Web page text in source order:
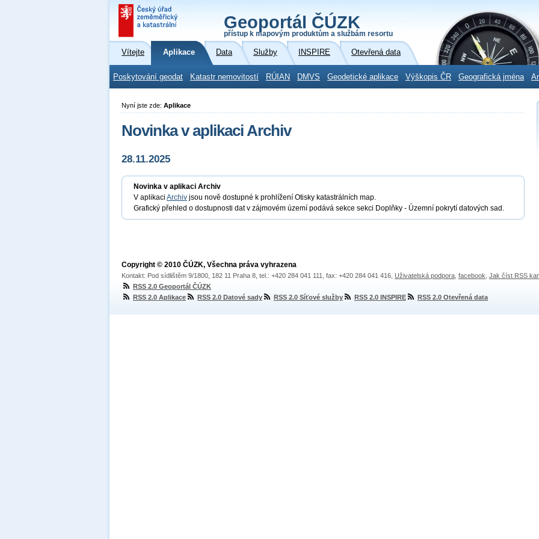
Geoportál ČÚZK
přístup k mapovým produktům a službám resortu
Vítejte Aplikace Data Služby INSPIRE Otevřená data
Poskytování geodat Katastr nemovitostí RÚIAN DMVS Geodetické aplikace Výškopis ČR Geografická jména
Nyní jste zde: Aplikace
Novinka v aplikaci Archiv
28.11.2025
Novinka v aplikaci Archiv
V aplikaci Archiv jsou nově dostupné k prohlížení Otisky katastrálních map.
Grafický přehled o dostupnosti dat v zájmovém území podává sekce sekci Doplňky - Územní pokrytí datových sad.
Copyright © 2010 ČÚZK, Všechna práva vyhrazena
Kontakt: Pod sídlištěm 9/1800, 182 11 Praha 8, tel.: +420 284 041 111, fax: +420 284 041 416, Uživatelská podpora facebook Jak číst RSS
RSS 2.0 Geoportál ČÚZK
RSS 2.0 Aplikace
RSS 2.0 Datové sady RSS 2.0 Síťové služby RSS 2.0 INSPIRE RSS 2.0 Otevřená data